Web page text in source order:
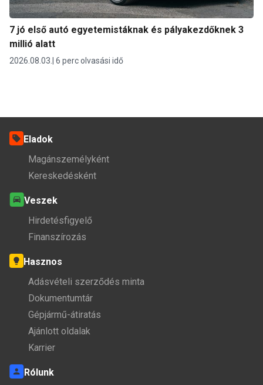
7 jó első autó egyetemistáknak és pályakezdőknek 3
millió alatt
2026.08.03. 6 perc olvasási idő
Eladok
Magánszemélyként
Kereskedésként
Veszek
Hirdetésfigyelő
Finanszírozás
Hasznos
Adásvételi szerződés minta
Dokumentumtár
Gépjármű-átiratás
Ajánlott oldalak
Karrier
Rólunk